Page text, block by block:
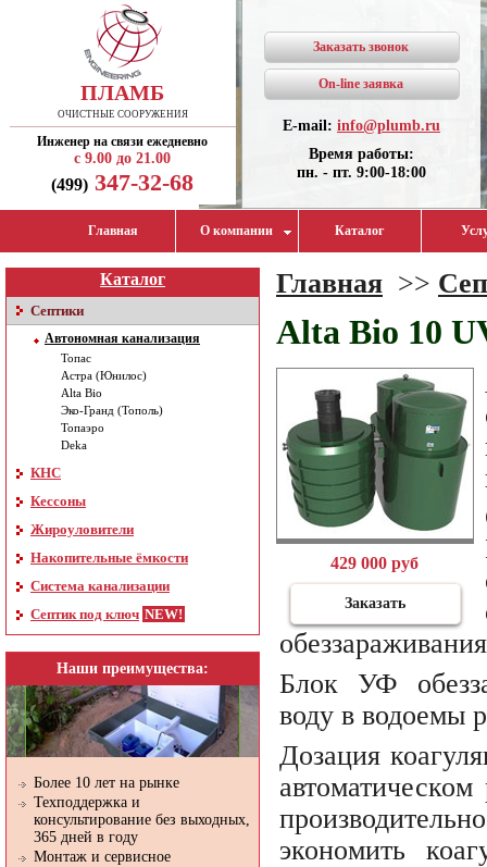
ПЛАМБ
ОЧИСТНЫЕ СООРУЖЕНИЯ
Инженер на связи ежедневно
с 9.00 до 21.00
(499) 347-32-68
Заказать звонок
On-line заявка
E-mail: info@plumb.ru
Время работы:
пн. - пт. 9:00-18:00
Главная О компании Каталог
Каталог
Септики
Автономная канализация
Топас
Астра (Юнилос)
Alta Bio
Эко-Гранд (Тополь)
Топаэро
Deka
КНС
Кессоны
Жироуловители
Накопительные ёмкости
Система канализации
Септик под ключ
Наши преимущества:
Более 10 лет на рынке
Техподдержка и
консультирование без выходных,
365 дней в году
Монтаж и сервисное
Главная >>
Alta Bio 10
429 000 руб
Заказать
Блок УФ
воду в водоемы
Дозация
экономить